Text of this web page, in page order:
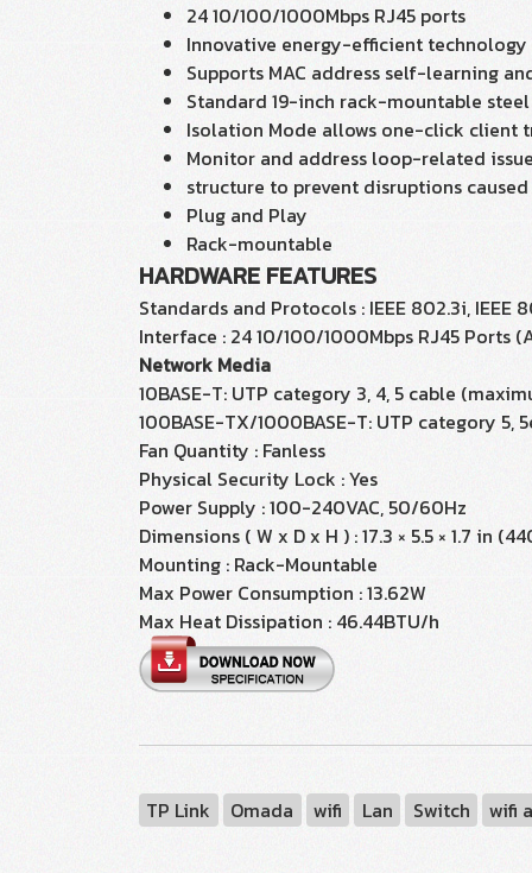
24 10/100/1000Mbps RJ45 ports
Innovative energy-efficient technology
Supports MAC address self-learning
Standard 19-inch rack-mountable
Isolation Mode allows one-click client
Monitor and address loop-related
structure to prevent disruptions
Plug and Play
Rack-mountable
HARDWARE FEATURES
Standards and Protocols : IEEE 802.3i, IEEE
Interface : 24 10/100/1000Mbps RJ45 Ports
Network Media
10BASE-T: UTP category 3, 4, 5 cable
100BASE-TX/1000BASE-T: UTP category 5,
Fan Quantity : Fanless
Physical Security Lock : Yes
Power Supply : 100-240VAC, 50/60Hz
Dimensions ( W x D x H ) : 17.3 × 5.5 × 1.7 in
Mounting : Rack-Mountable
Max Power Consumption : 13.62W
Max Heat Dissipation : 46.44BTU/h
TP Link Omada wifi Lan Switch wifi